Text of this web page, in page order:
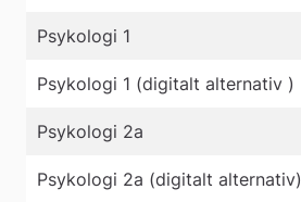
Psykologi 1
Psykologi 1 (digitalt alternativ )
Psykologi 2a
Psykologi 2a (digitalt alternativ)